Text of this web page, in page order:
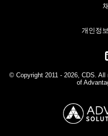
개인정
© Copyright 2011 - 2026, CDS.
of